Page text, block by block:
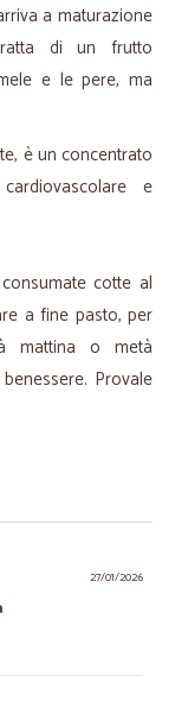
a maturazione
di un frutto
e le pere, ma
è un concentrato
e
cotte al
a fine pasto, per
mattina o metà
Provale
27/01/2026